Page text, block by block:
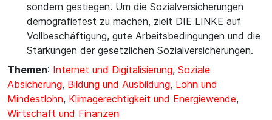
sondern gestiegen. Um die Sozialversicherungen
demografiefest zu machen, zielt DIE LINKE auf
Vollbeschäftigung, gute Arbeitsbedingungen und die
Stärkungen der gesetzlichen Sozialversicherungen.
Themen: Internet und Digitalisierung, Soziale
Absicherung, Bildung und Ausbildung, Lohn und
Mindestlohn, Klimagerechtigkeit und Energiewende,
Wirtschaft und Finanzen